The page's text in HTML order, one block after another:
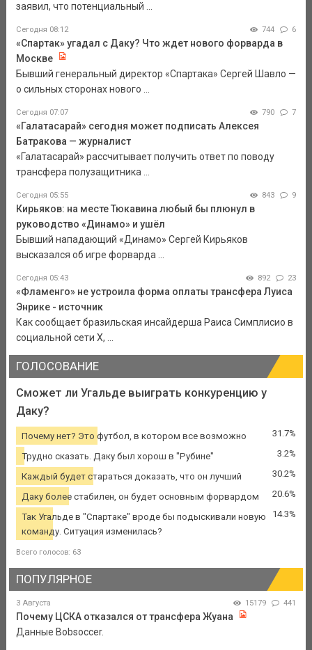
заявил, что потенциальный ...
Сегодня 08:12 744 6
«Спартак» угадал с Даку? Что ждет нового форварда в
Москве
Бывший генеральный директор «Спартака» Сергей Шавло —
о сильных сторонах нового ...
Сегодня 07:07 790 7
«Галатасарай» сегодня может подписать Алексея
Батракова — журналист
«Галатасарай» рассчитывает получить ответ по поводу
трансфера полузащитника ...
Сегодня 05:55 843 9
Кирьяков: на месте Тюкавина любый бы плюнул в
руководство «Динамо» и ушёл
Бывший нападающий «Динамо» Сергей Кирьяков
высказался об игре форварда ...
Сегодня 05:43 892 23
«Фламенго» не устроила форма оплаты трансфера Луиса
Энрике - источник
Как сообщает бразильская инсайдерша Раиса Симплисио в
социальной сети Х, ...
ГОЛОСОВАНИЕ
Сможет ли Угальде выиграть конкуренцию у
Даку?
Почему нет? Это футбол, в котором все возможно 31.7%
Трудно сказать. Даку был хорош в "Рубине" 3.2%
Каждый будет стараться доказать, что он лучший 30.2%
Даку более стабилен, он будет основным форвардом 20.6%
Так Угальде в "Спартаке" вроде бы подыскивали новую
команду. Ситуация изменилась?
14.3%
Всего голосов: 63
ПОПУЛЯРНОЕ
3 Августа 15179 441
Почему ЦСКА отказался от трансфера Жуана
Данные Bobsoccer.